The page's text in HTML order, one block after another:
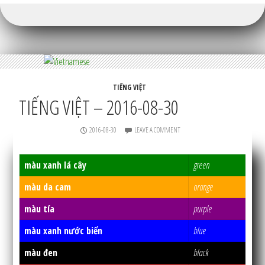
TIẾNG VIỆT
TIẾNG VIỆT – 2016-08-30
2016-08-30 LEAVE A COMMENT
màu xanh lá cây
green
màu da cam
orange
màu tía
purple
màu xanh nước biển
blue
màu đen
black